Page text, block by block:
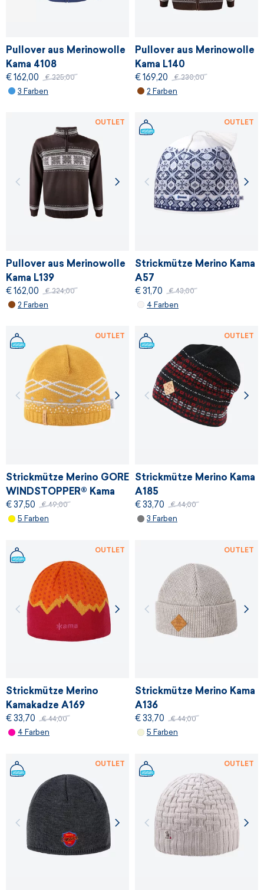
Pullover aus Merinowolle
Kama 4108
€ 162,00 € 225,00
3 Farben
Pullover aus Merinowolle
Kama L140
€ 169,20 € 230,00
2 Farben
Pullover aus Merinowolle
Kama L139
€ 162,00 € 224,00
2 Farben
OUTLET
Strickmütze Merino Kama
A57
€ 31,70 € 43,00
4 Farben
OUTLET
Strickmütze Merino GORE
WINDSTOPPER® Kama
AW60
€ 37,50 € 49,00
5 Farben
OUTLET
Strickmütze Merino Kama
A185
€ 33,70 € 44,00
3 Farben
OUTLET
Strickmütze Merino
Kamakadze A169
€ 33,70 € 44,00
4 Farben
OUTLET
Strickmütze Merino Kama
A136
€ 33,70 € 44,00
5 Farben
OUTLET
OUTLET OUTLET